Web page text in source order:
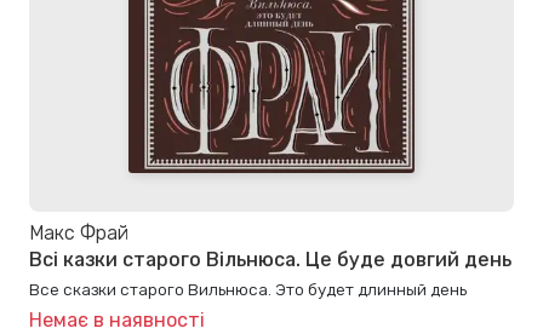
Макс Фрай
Всі казки старого Вільнюса. Це буде довгий день
Все сказки старого Вильнюса. Это будет длинный день
Немає в наявності